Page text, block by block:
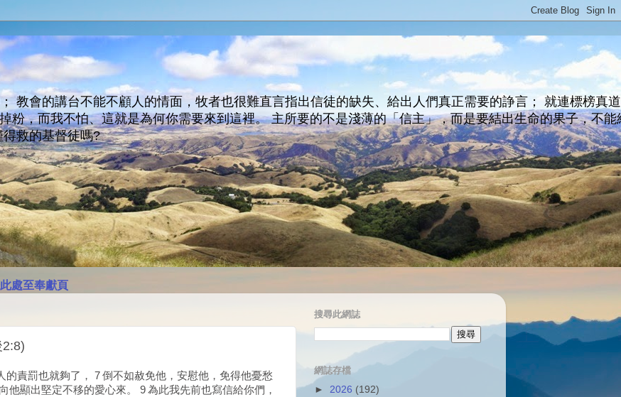
教會的講台不能不顧人的情面，牧者也很難直言指出信徒的缺失、給出人們真正需要的諍言； 就連標榜真
粉，而我不怕、這就是為何你需要來到這裡。 主所要的不是淺薄的「信主」，而是要結出生命的果子，不能
救的基督徒嗎?
處至奉獻頁
責罰也就夠了， 7 倒不如赦免他，安慰他，免得他憂愁
他顯出堅定不移的愛心來。 9 為此我先前也寫信給你們，
搜尋此網誌
網誌存檔
► 2026 (192)